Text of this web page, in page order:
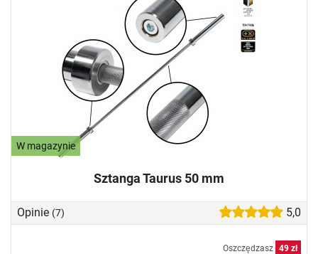
W magazynie
Sztanga Taurus 50 mm
Opinie (7) 5,0
Oszczędzasz 49 zł